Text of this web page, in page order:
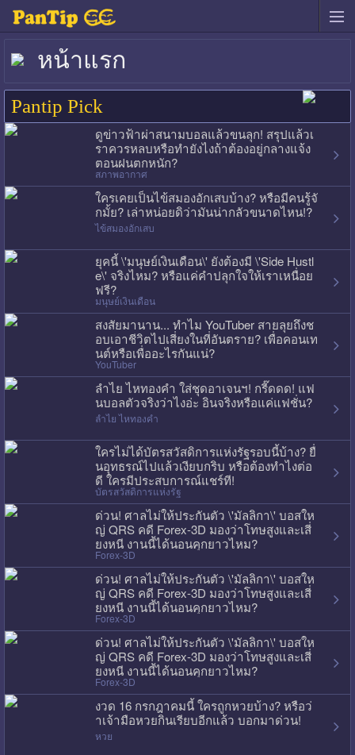
หน้าแรก
Pantip Pick
ดูข่าวฟ้าผ่าสนามบอลแล้วขนลุก! สรุปแล้วเ
ราควรหลบหรือทำยังไงถ้าต้องอยู่กลางแจ้ง
ตอนฝนตกหนัก?
สภาพอากาศ
ใครเคยเป็นไข้สมองอักเสบบ้าง? หรือมีคนรู้จั
กมั้ย? เล่าหน่อยดิว่ามันน่ากลัวขนาดไหน!?
ไข้สมองอักเสบ
ยุคนี้ \'มนุษย์เงินเดือน\' ยังต้องมี \'Side Hustl
e\' จริงไหม? หรือแค่คำปลุกใจให้เราเหนื่อย
ฟรี?
มนุษย์เงินเดือน
สงสัยมานาน... ทำไม YouTuber สายลุยถึงช
อบเอาชีวิตไปเสี่ยงในที่อันตราย? เพื่อคอนเท
นต์หรือเพื่ออะไรกันแน่?
YouTuber
ลำไย ไหทองคำ ใส่ชุดอาเจนฯ! กรี๊ดดด! แฟ
นบอลตัวจริงว่าไงอ่ะ อินจริงหรือแค่แฟชั่น?
ลำไย ไหทองคำ
ใครไม่ได้บัตรสวัสดิการแห่งรัฐรอบนี้บ้าง? ยื่
นอุทธรณ์ไปแล้วเงียบกริบ หรือต้องทำไงต่อ
ดี ใครมีประสบการณ์แชร์ที!
บัตรสวัสดิการแห่งรัฐ
ด่วน! ศาลไม่ให้ประกันตัว \'มัลลิกา\' บอสให
ญ่ QRS คดี Forex-3D มองว่าโทษสูงและเสี่
ยงหนี งานนี้ได้นอนคุกยาวไหม?
Forex-3D
ด่วน! ศาลไม่ให้ประกันตัว \'มัลลิกา\' บอสให
ญ่ QRS คดี Forex-3D มองว่าโทษสูงและเสี่
ยงหนี งานนี้ได้นอนคุกยาวไหม?
Forex-3D
ด่วน! ศาลไม่ให้ประกันตัว \'มัลลิกา\' บอสให
ญ่ QRS คดี Forex-3D มองว่าโทษสูงและเสี่
ยงหนี งานนี้ได้นอนคุกยาวไหม?
Forex-3D
งวด 16 กรกฎาคมนี้ ใครถูกหวยบ้าง? หรือว่
าเจ้ามือหวยกินเรียบอีกแล้ว บอกมาด่วน!
หวย